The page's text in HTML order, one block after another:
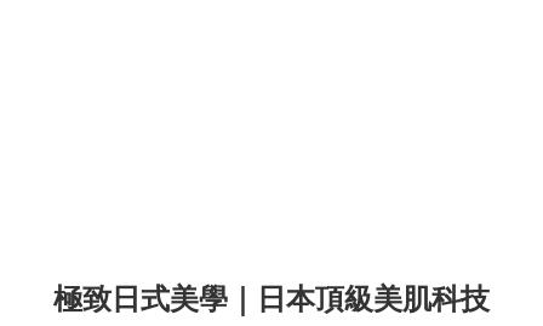
極致日式美學｜日本頂級美肌科技